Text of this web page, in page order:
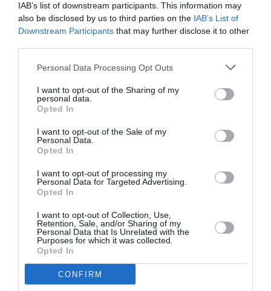
IAB’s list of downstream participants. This information may
also be disclosed by us to third parties on the IAB’s List of
Downstream Participants that may further disclose it to other
Personal Data Processing Opt Outs
I want to opt-out of the Sharing of my
personal data.
Opted In
I want to opt-out of the Sale of my
Personal Data.
Opted In
I want to opt-out of processing my
Personal Data for Targeted Advertising.
Opted In
I want to opt-out of Collection, Use,
Retention, Sale, and/or Sharing of my
Personal Data that Is Unrelated with the
Purposes for which it was collected.
Opted In
CONFIRM
Migranti. Ceuta, nuovo allarme per il 15
agosto: sui social circolano appelli a un
ingresso di massa